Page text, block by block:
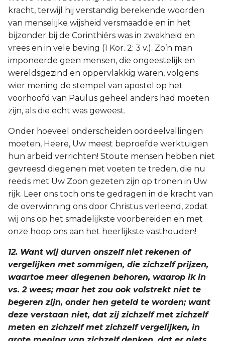
kracht, terwijl hij verstandig berekende woorden
van menselijke wijsheid versmaadde en in het
bijzonder bij de Corinthiërs was in zwakheid en
vrees en in vele beving (1 Kor. 2: 3 v.). Zo’n man
imponeerde geen mensen, die ongeestelijk en
wereldsgezind en oppervlakkig waren, volgens
wier mening de stempel van apostel op het
voorhoofd van Paulus geheel anders had moeten
zijn, als die echt was geweest.
Onder hoeveel onderscheiden oordeelvallingen
moeten, Heere, Uw meest beproefde werktuigen
hun arbeid verrichten! Stoute mensen hebben niet
gevreesd diegenen met voeten te treden, die nu
reeds met Uw Zoon gezeten zijn op tronen in Uw
rijk. Leer ons toch ons te gedragen in de kracht van
de overwinning ons door Christus verleend, zodat
wij ons op het smadelijkste voorbereiden en met
onze hoop ons aan het heerlijkste vasthouden!
12. Want wij durven onszelf niet rekenen of
vergelijken met sommigen, die zichzelf prijzen,
waartoe meer diegenen behoren, waarop ik in
vs. 2 wees; maar het zou ook volstrekt niet te
begeren zijn, onder hen geteld te worden; want
deze verstaan niet, dat zij zichzelf met zichzelf
meten en zichzelf met zichzelf vergelijken, in